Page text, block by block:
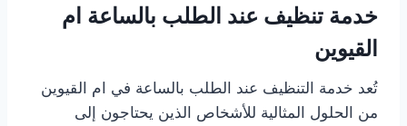
خدمة تنظيف عند الطلب بالساعة ام
القيوين
تُعد خدمة التنظيف عند الطلب بالساعة في ام القيوين
من الحلول المثالية للأشخاص الذين يحتاجون إلى